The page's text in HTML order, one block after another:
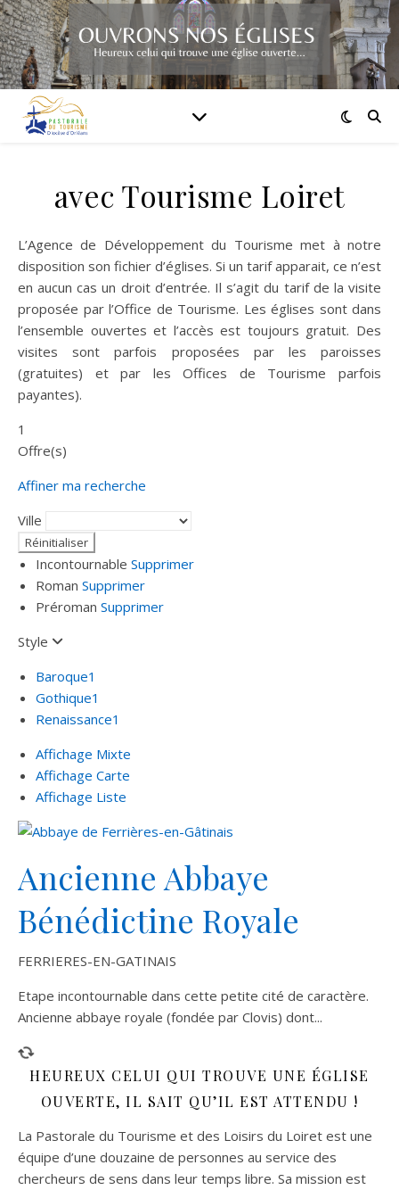
avec Tourisme Loiret
L’Agence de Développement du Tourisme met à notre
disposition son fichier d’églises. Si un tarif apparait, ce n’est
en aucun cas un droit d’entrée. Il s’agit du tarif de la visite
proposée par l’Office de Tourisme. Les églises sont dans
l’ensemble ouvertes et l’accès est toujours gratuit. Des
visites sont parfois proposées par les paroisses
(gratuites) et par les Offices de Tourisme parfois
payantes).
1
Offre(s)
Affiner ma recherche
Ville
Incontournable Supprimer
Roman Supprimer
Préroman Supprimer
Style
Baroque1
Gothique1
Renaissance1
Affichage Mixte
Affichage Carte
Affichage Liste
Ancienne Abbaye
Bénédictine Royale
FERRIERES-EN-GATINAIS
Etape incontournable dans cette petite cité de caractère.
Ancienne abbaye royale (fondée par Clovis) dont...
HEUREUX CELUI QUI TROUVE UNE ÉGLISE
OUVERTE, IL SAIT QU’IL EST ATTENDU !
La Pastorale du Tourisme et des Loisirs du Loiret est une
équipe d’une douzaine de personnes au service des
chercheurs de sens dans leur temps libre. Sa mission est